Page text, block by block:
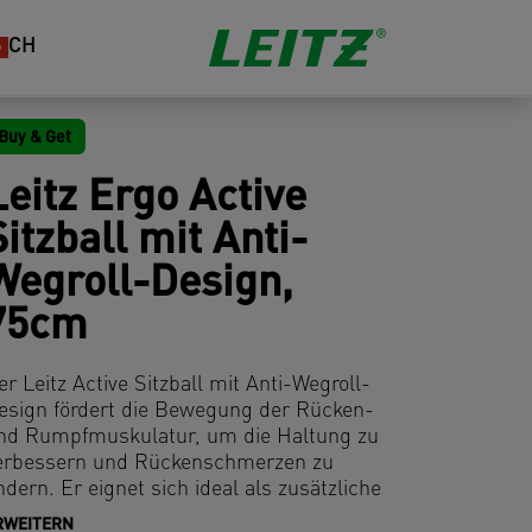
CH
Buy & Get
Ergo Active
mit Anti-
Design,
Leitz Active Sitzball mit Anti-Wegroll-
fördert die Bewegung der Rücken-
Rumpfmuskulatur, um die Haltung zu
und Rückenschmerzen zu
Er eignet sich ideal als zusätzliche
um während der Arbeit